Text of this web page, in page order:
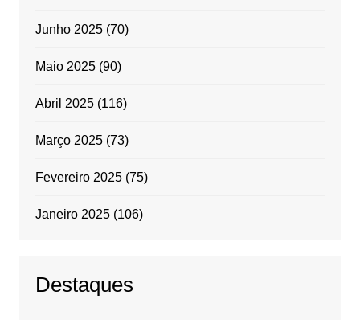
Junho 2025(70)
Maio 2025(90)
Abril 2025(116)
Março 2025(73)
Fevereiro 2025(75)
Janeiro 2025(106)
Destaques